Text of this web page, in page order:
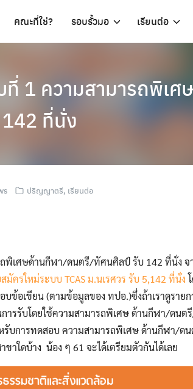
คณะที่ใช่? รอบรั้วมอ เรียนต่อ
ที่ 1 ความสามารถพิเ
ที่นั่ง
ปริญญาตรี, เรียนต่อ
ถพิเศษด้านกีฬา/ดนตรี/ทัศนศิลป์ รับ 142 ที่นั่ง จ
มัครใหม่ระบบ TCAS ม.นเรศวร รับ 5,142 ที่นั่ง
บข้อเขียน (ตามข้อมูลของ ทปอ.)ซึ่งถ้าเราดูรายก
การรับโดยใช้ความสามารถพิเศษ ด้านกีฬา/ดน
บการทดสอบ ความสามารถพิเศษ ด้านกีฬา/ด
ใดบ้าง น้อง ๆ 61 จะได้เตรียมตัวกันได้เลย